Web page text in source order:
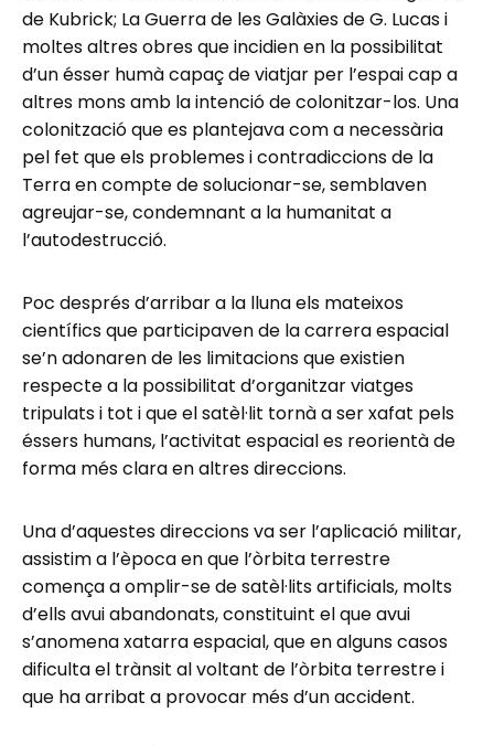
de Kubrick; La Guerra de les Galàxies de G. Lucas i
moltes altres obres que incidien en la possibilitat
d’un ésser humà capaç de viatjar per l’espai cap a
altres mons amb la intenció de colonitzar-los. Una
colonització que es plantejava com a necessària
pel fet que els problemes i contradiccions de la
Terra en compte de solucionar-se, semblaven
agreujar-se, condemnant a la humanitat a
l’autodestrucció.
Poc després d’arribar a la lluna els mateixos
científics que participaven de la carrera espacial
se’n adonaren de les limitacions que existien
respecte a la possibilitat d’organitzar viatges
tripulats i tot i que el satèl·lit tornà a ser xafat pels
éssers humans, l’activitat espacial es reorientà de
forma més clara en altres direccions.
Una d’aquestes direccions va ser l’aplicació militar,
assistim a l’època en que l’òrbita terrestre
comença a omplir-se de satèl·lits artificials, molts
d’ells avui abandonats, constituint el que avui
s’anomena xatarra espacial, que en alguns casos
dificulta el trànsit al voltant de l’òrbita terrestre i
que ha arribat a provocar més d’un accident.